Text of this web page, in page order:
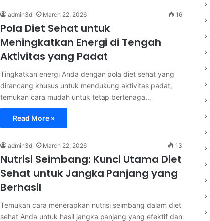
admin3d March 22, 2026 16
Pola Diet Sehat untuk
Meningkatkan Energi di Tengah
Aktivitas yang Padat
Tingkatkan energi Anda dengan pola diet sehat yang
dirancang khusus untuk mendukung aktivitas padat,
temukan cara mudah untuk tetap bertenaga…
Read More »
admin3d March 22, 2026 13
Nutrisi Seimbang: Kunci Utama Diet
Sehat untuk Jangka Panjang yang
Berhasil
Temukan cara menerapkan nutrisi seimbang dalam diet
sehat Anda untuk hasil jangka panjang yang efektif dan